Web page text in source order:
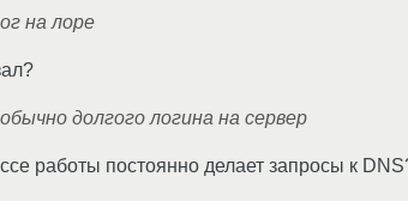
на лоре
долгого логина на сервер
работы постоянно делает запросы к